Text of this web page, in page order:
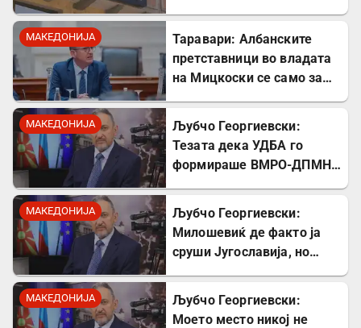
провокација
МАКЕДОНИЈА
Таравари: Албанските
претставници во владата
на Мицкоски се само за
МАКЕДОНИЈА
Љубчо Георгиевски:
Тезата дека УДБА го
формираше ВМРО-ДПМНЕ
МАКЕДОНИЈА
Љубчо Георгиевски:
Милошевиќ де факто ја
сруши Југославија, но
го видат
МАКЕДОНИЈА
Љубчо Георгиевски:
Моето место никој не